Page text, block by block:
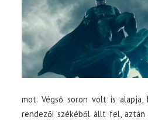
mot. Végső soron volt is
rendezői székéből állt fel, aztán